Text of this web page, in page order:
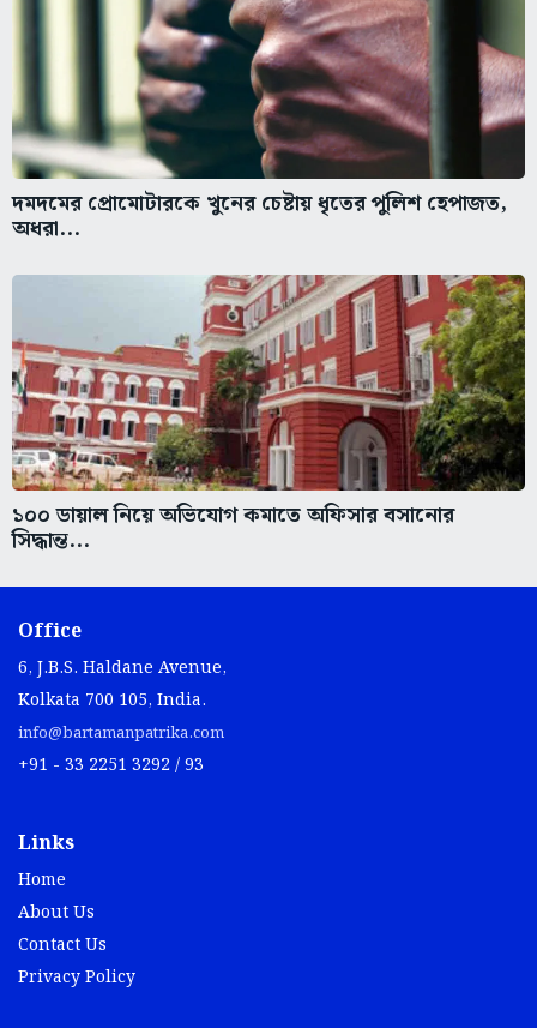
দমদমের প্রোমোটারকে খুনের চেষ্টায় ধৃতের পুলিশ হেপাজত,
অধরা...
১০০ ডায়াল নিয়ে অভিযোগ কমাতে অফিসার বসানোর
সিদ্ধান্ত...
Office
6, J.B.S. Haldane Avenue,
Kolkata 700 105, India.
info@bartamanpatrika.com
+91 - 33 2251 3292 / 93
Links
Home
About Us
Contact Us
Privacy Policy